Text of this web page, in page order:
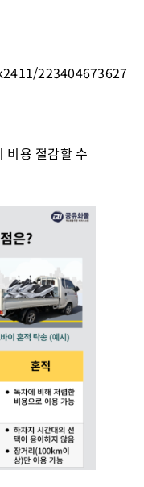
223404673627
비용 절감할 수